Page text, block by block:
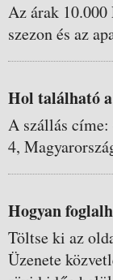
Az árak
szezon és az
Hol található
A szállás
4,
Hogyan
Töltse ki az
Üzenete